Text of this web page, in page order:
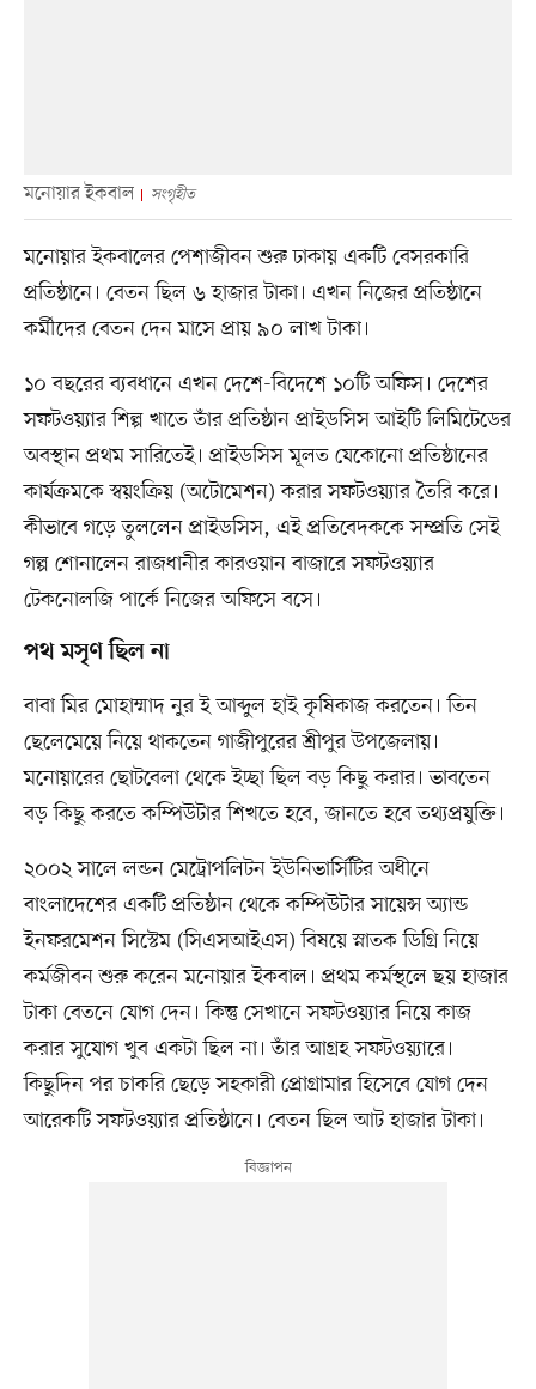
মনোয়ার ইকবাল সংগৃহীত
মনোয়ার ইকবালের পেশাজীবন শুরু ঢাকায় একটি বেসরকারি
প্রতিষ্ঠানে। বেতন ছিল ৬ হাজার টাকা। এখন নিজের প্রতিষ্ঠানে
কর্মীদের বেতন দেন মাসে প্রায় ৯০ লাখ টাকা।
১০ বছরের ব্যবধানে এখন দেশে-বিদেশে ১০টি অফিস। দেশের
সফটওয়্যার শিল্প খাতে তাঁর প্রতিষ্ঠান প্রাইডসিস আইটি লিমিটেডের
অবস্থান প্রথম সারিতেই। প্রাইডসিস মূলত যেকোনো প্রতিষ্ঠানের
কার্যক্রমকে স্বয়ংক্রিয় (অটোমেশন) করার সফটওয়্যার তৈরি করে।
কীভাবে গড়ে তুললেন প্রাইডসিস, এই প্রতিবেদককে সম্প্রতি সেই
গল্প শোনালেন রাজধানীর কারওয়ান বাজারে সফটওয়্যার
টেকনোলজি পার্কে নিজের অফিসে বসে।
পথ মসৃণ ছিল না
বাবা মির মোহাম্মাদ নুর ই আব্দুল হাই কৃষিকাজ করতেন। তিন
ছেলেমেয়ে নিয়ে থাকতেন গাজীপুরের শ্রীপুর উপজেলায়।
মনোয়ারের ছোটবেলা থেকে ইচ্ছা ছিল বড় কিছু করার। ভাবতেন
বড় কিছু করতে কম্পিউটার শিখতে হবে, জানতে হবে তথ্যপ্রযুক্তি।
২০০২ সালে লন্ডন মেট্রোপলিটন ইউনিভার্সিটির অধীনে
বাংলাদেশের একটি প্রতিষ্ঠান থেকে কম্পিউটার সায়েন্স অ্যান্ড
ইনফরমেশন সিস্টেম (সিএসআইএস) বিষয়ে স্নাতক ডিগ্রি নিয়ে
কর্মজীবন শুরু করেন মনোয়ার ইকবাল। প্রথম কর্মস্থলে ছয় হাজার
টাকা বেতনে যোগ দেন। কিন্তু সেখানে সফটওয়্যার নিয়ে কাজ
করার সুযোগ খুব একটা ছিল না। তাঁর আগ্রহ সফটওয়্যারে।
কিছুদিন পর চাকরি ছেড়ে সহকারী প্রোগ্রামার হিসেবে যোগ দেন
আরেকটি সফটওয়্যার প্রতিষ্ঠানে। বেতন ছিল আট হাজার টাকা।